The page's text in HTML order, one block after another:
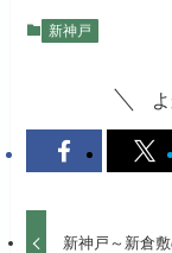
新神戸
新神戸～新倉